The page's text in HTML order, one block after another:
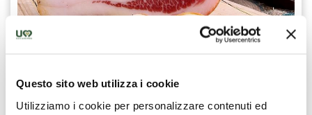
Questo sito web utilizza i cookie
Utilizziamo i cookie per personalizzare contenuti ed
Barbozzo